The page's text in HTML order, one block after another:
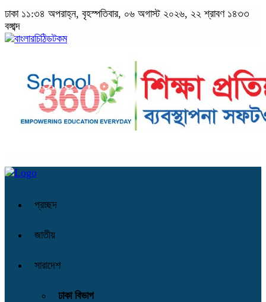
ঢাকা ১১:৩৪ অপরাহ্ন, বৃহস্পতিবার, ০৬ অগাস্ট ২০২৬, ২২ শ্রাবণ ১৪৩৩
বঙ্গাব্দ
প্রচ্ছদ
জাতীয়
সারাদেশ
ঢাকা বিভাগ